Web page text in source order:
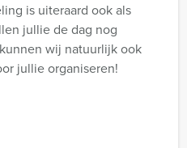
is uiteraard ook als
jullie de dag nog
wij natuurlijk ook
jullie organiseren!